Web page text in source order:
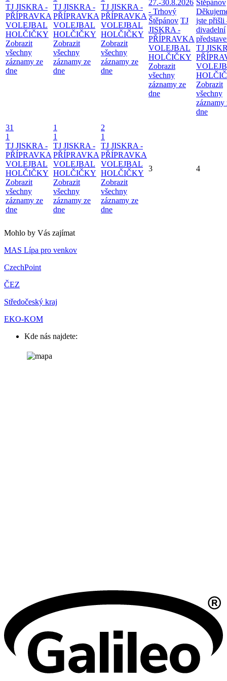
TJ JISKRA -
PŘÍPRAVKA
VOLEJBAL
HOLČIČKY
Zobrazit
všechny
záznamy ze
dne
TJ JISKRA -
PŘÍPRAVKA
VOLEJBAL
HOLČIČKY
Zobrazit
všechny
záznamy ze
dne
TJ JISKRA -
PŘÍPRAVKA
VOLEJBAL
HOLČIČKY
Zobrazit
všechny
záznamy ze
dne
27.-30.8.2026
- Trhový
Štěpánov TJ
JISKRA -
PŘÍPRAVKA
VOLEJBAL
HOLČIČKY
Zobrazit
všechny
záznamy ze
dne
Štěpánov
jste přišli
divadelní
TJ
Zobrazit
všechny
záznamy
dne
31
1
TJ JISKRA -
PŘÍPRAVKA
VOLEJBAL
HOLČIČKY
Zobrazit
všechny
záznamy ze
dne
1
1
TJ JISKRA -
PŘÍPRAVKA
VOLEJBAL
HOLČIČKY
Zobrazit
všechny
záznamy ze
dne
2
1
TJ JISKRA -
PŘÍPRAVKA
VOLEJBAL
HOLČIČKY
Zobrazit
všechny
záznamy ze
dne
3 4
Mohlo by Vás zajímat
MAS Lípa pro venkov
CzechPoint
ČEZ
Středočeský kraj
EKO-KOM
Kde nás najdete: